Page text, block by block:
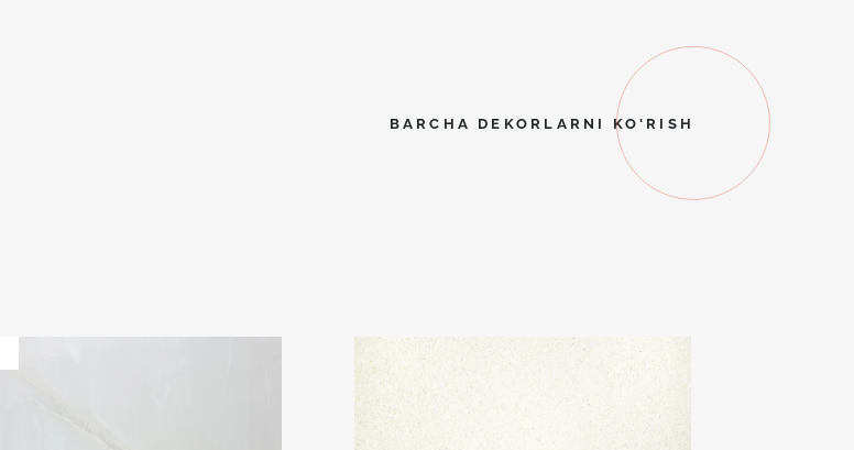
BARCHA DEKORLARNI KO'RISH